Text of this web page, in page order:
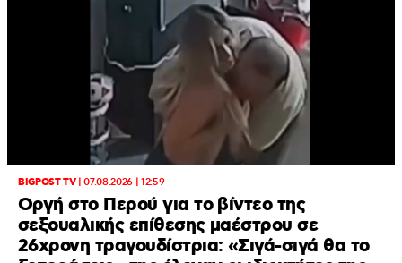
BIGPOST TV|07.08.2026 | 12:59
Οργή στο Περού για το βίντεο της
σεξουαλικής επίθεσης μαέστρου σε
26χρονη τραγουδίστρια: «Σιγά-σιγά θα το